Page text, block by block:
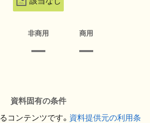
非商用 商用
資料固有の条件
コンテンツです。 資料提供元の利用条